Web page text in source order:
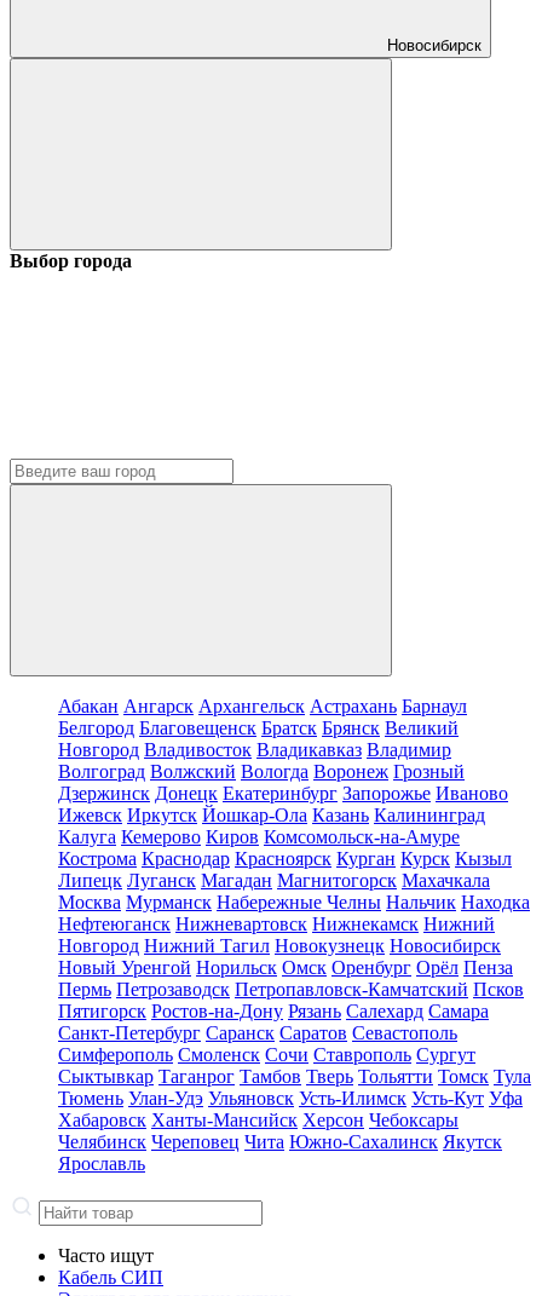
Новосибирск
Выбор города
Абакан Ангарск Архангельск Астрахань Барнаул
Белгород Благовещенск Братск Брянск Великий
Новгород Владивосток Владикавказ Владимир
Волгоград Волжский Вологда Воронеж Грозный
Дзержинск Донецк Екатеринбург Запорожье Иваново
Ижевск Иркутск Йошкар-Ола Казань Калининград
Калуга Кемерово Киров Комсомольск-на-Амуре
Кострома Краснодар Красноярск Курган Курск Кызыл
Липецк Луганск Магадан Магнитогорск Махачкала
Москва Мурманск Набережные Челны Нальчик Находка
Нефтеюганск Нижневартовск Нижнекамск Нижний
Новгород Нижний Тагил Новокузнецк Новосибирск
Новый Уренгой Норильск Омск Оренбург Орёл Пенза
Пермь Петрозаводск Петропавловск-Камчатский Псков
Пятигорск Ростов-на-Дону Рязань Салехард Самара
Санкт-Петербург Саранск Саратов Севастополь
Симферополь Смоленск Сочи Ставрополь Сургут
Сыктывкар Таганрог Тамбов Тверь Тольятти Томск Тула
Тюмень Улан-Удэ Ульяновск Усть-Илимск Усть-Кут Уфа
Хабаровск Ханты-Мансийск Херсон Чебоксары
Челябинск Череповец Чита Южно-Сахалинск Якутск
Ярославль
Часто ищут
Кабель СИП